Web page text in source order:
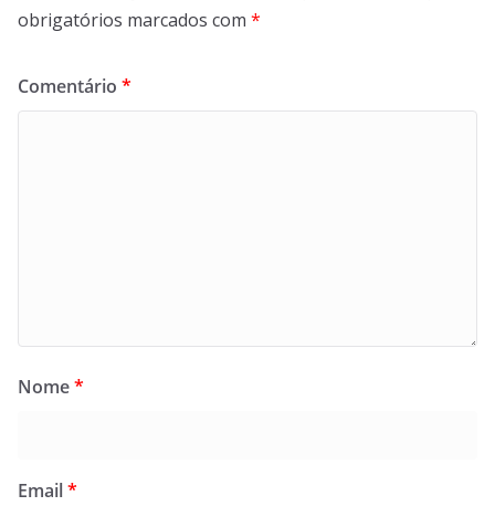
obrigatórios marcados com *
Comentário *
Nome*
Email*